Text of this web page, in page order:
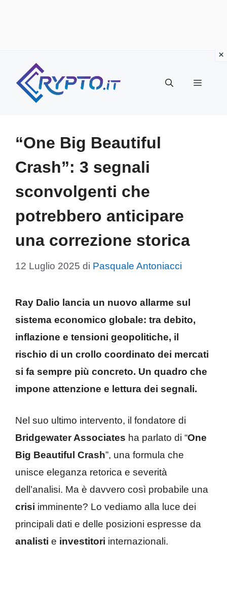
contenuto
Menu
“One Big Beautiful
Crash”: 3 segnali
sconvolgenti che
potrebbero anticipare
una correzione storica
12 Luglio 2025 di Pasquale Antoniacci
Ray Dalio lancia un nuovo allarme sul
sistema economico globale: tra debito,
inflazione e tensioni geopolitiche, il
rischio di un crollo coordinato dei mercati
si fa sempre più concreto. Un quadro che
impone attenzione e lettura dei segnali.
Nel suo ultimo intervento, il fondatore di
Bridgewater Associates ha parlato di “One
Big Beautiful Crash”, una formula che
unisce eleganza retorica e severità
dell’analisi. Ma è davvero così probabile una
crisi imminente? Lo vediamo alla luce dei
principali dati e delle posizioni espresse da
analisti e investitori internazionali.